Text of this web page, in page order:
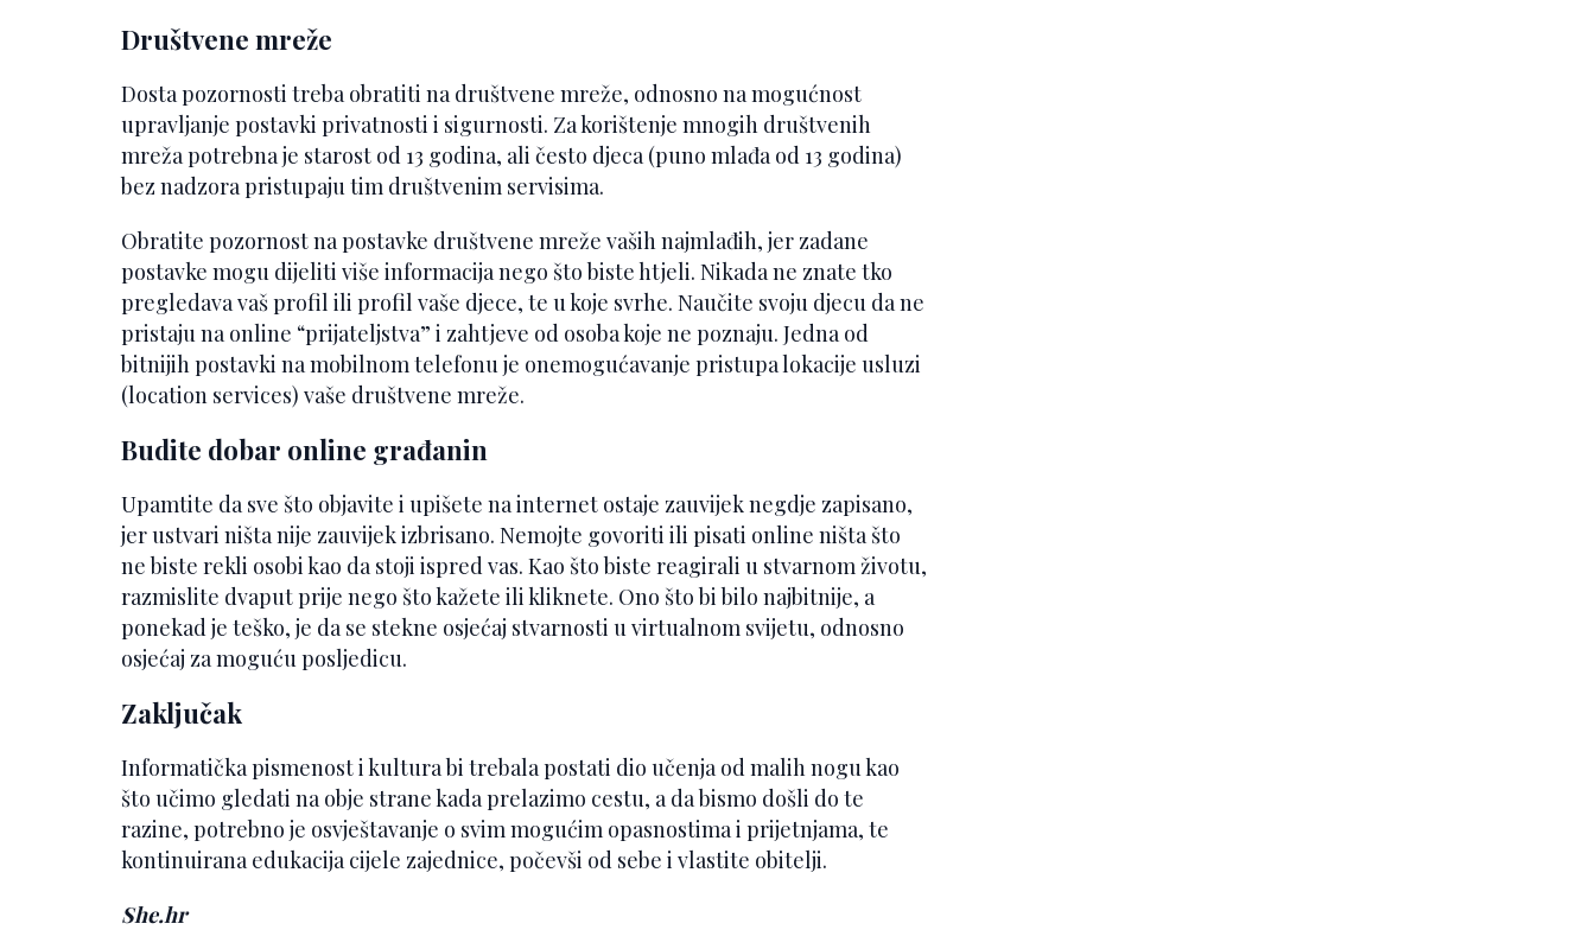
Društvene mreže
Dosta pozornosti treba obratiti na društvene mreže, odnosno na mogućnost
upravljanje postavki privatnosti i sigurnosti. Za korištenje mnogih društvenih
mreža potrebna je starost od 13 godina, ali često djeca (puno mlađa od 13 godina)
bez nadzora pristupaju tim društvenim servisima.
Obratite pozornost na postavke društvene mreže vaših najmlađih, jer zadane
postavke mogu dijeliti više informacija nego što biste htjeli. Nikada ne znate tko
pregledava vaš profil ili profil vaše djece, te u koje svrhe. Naučite svoju djecu da ne
pristaju na online “prijateljstva” i zahtjeve od osoba koje ne poznaju. Jedna od
bitnijih postavki na mobilnom telefonu je onemogućavanje pristupa lokacije usluzi
(location services) vaše društvene mreže.
Budite dobar online građanin
Upamtite da sve što objavite i upišete na internet ostaje zauvijek negdje zapisano,
jer ustvari ništa nije zauvijek izbrisano. Nemojte govoriti ili pisati online ništa što
ne biste rekli osobi kao da stoji ispred vas. Kao što biste reagirali u stvarnom životu,
razmislite dvaput prije nego što kažete ili kliknete. Ono što bi bilo najbitnije, a
ponekad je teško, je da se stekne osjećaj stvarnosti u virtualnom svijetu, odnosno
osjećaj za moguću posljedicu.
Zaključak
Informatička pismenost i kultura bi trebala postati dio učenja od malih nogu kao
što učimo gledati na obje strane kada prelazimo cestu, a da bismo došli do te
razine, potrebno je osvještavanje o svim mogućim opasnostima i prijetnjama, te
kontinuirana edukacija cijele zajednice, počevši od sebe i vlastite obitelji.
She.hr